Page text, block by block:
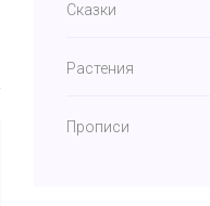
Сказки
Растения
Прописи